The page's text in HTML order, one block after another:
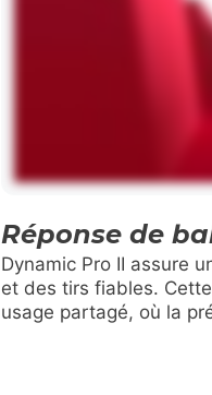
Réponse de
Dynamic Pro II assure
et des tirs fiables.
usage partagé, où la